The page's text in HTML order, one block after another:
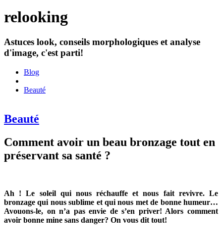
relooking
Astuces look, conseils morphologiques et analyse
d'image, c'est parti!
Blog
Beauté
Beauté
Comment avoir un beau bronzage tout en
préservant sa santé ?
Ah ! Le soleil qui nous réchauffe et nous fait revivre. Le
bronzage qui nous sublime et qui nous met de bonne humeur…
Avouons-le, on n’a pas envie de s’en priver! Alors comment
avoir bonne mine sans danger? On vous dit tout!